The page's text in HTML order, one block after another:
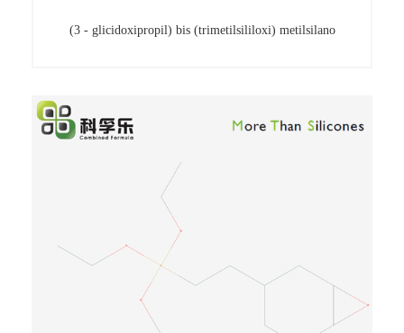
metilsilano
(3 - glicidoxipropil) bis (trimetilsililoxi) metilsilano